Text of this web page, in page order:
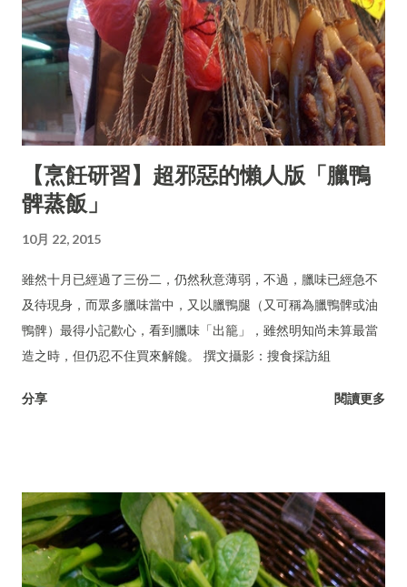
【烹飪研習】超邪惡的懶人版「臘鴨
髀蒸飯」
10月 22, 2015
雖然十月已經過了三份二，仍然秋意薄弱，不過，臘味已經急不
及待現身，而眾多臘味當中，又以臘鴨腿（又可稱為臘鴨髀或油
鴨髀）最得小記歡心，看到臘味「出籠」，雖然明知尚未算最當
造之時，但仍忍不住買來解饞。 撰文攝影：搜食採訪組
分享 閱讀更多